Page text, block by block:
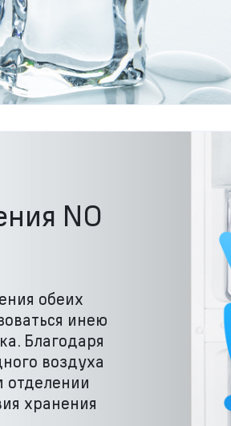
NO
обеих
инею
Благодаря
воздуха
отделении
хранения